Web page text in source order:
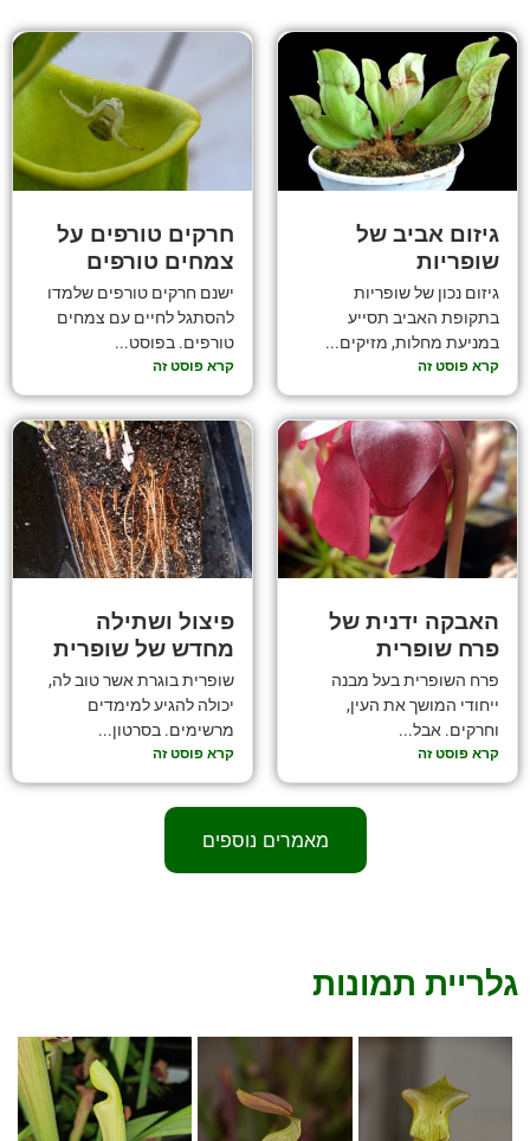
גיזום אביב של
שופריות
גיזום נכון של שופריות
בתקופת האביב תסייע
במניעת מחלות, מזיקים...
קרא פוסט זה
חרקים טורפים על
צמחים טורפים
ישנם חרקים טורפים שלמדו
להסתגל לחיים עם צמחים
טורפים. בפוסט...
קרא פוסט זה
האבקה ידנית של
פרח שופרית
פרח השופרית בעל מבנה
ייחודי המושך את העין,
וחרקים. אבל...
קרא פוסט זה
פיצול ושתילה
מחדש של שופרית
שופרית בוגרת אשר טוב לה,
יכולה להגיע למימדים
מרשימים. בסרטון...
קרא פוסט זה
מאמרים נוספים
גלריית תמונות